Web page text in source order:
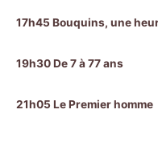
17h45 Bouquins, une
19h30 De 7 à 77 ans
21h05 Le Premier homme